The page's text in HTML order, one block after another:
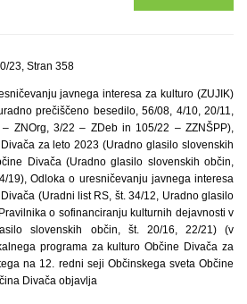
23, Stran 358
javnega interesa za kulturo (ZUJIK)
prečiščeno besedilo, 56/08, 4/10, 20/11,
ZNOrg, 3/22 – ZDeb in 105/22 – ZZNŠPP),
za leto 2023 (Uradno glasilo slovenskih
Divača (Uradno glasilo slovenskih občin,
19), Odloka o uresničevanju javnega interesa
(Uradni list RS, št. 34/12, Uradno glasilo
o sofinanciranju kulturnih dejavnosti v
slovenskih občin, št. 20/16, 22/21) (v
programa za kulturo Občine Divača za
na 12. redni seji Občinskega sveta Občine
Divača objavlja